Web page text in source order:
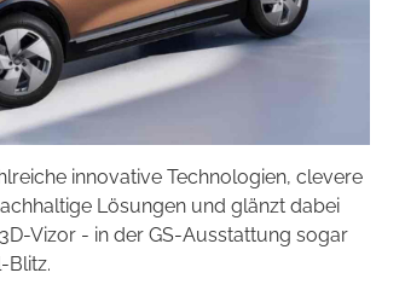
innovative Technologien, clevere
Lösungen und glänzt dabei
Vizor - in der GS-Ausstattung sogar
Blitz.